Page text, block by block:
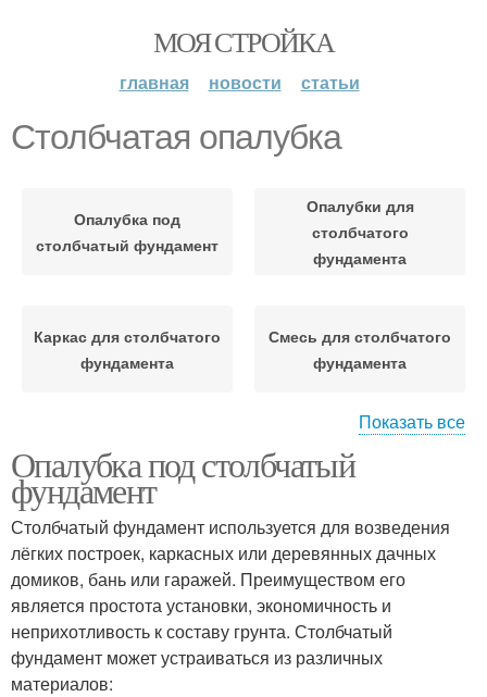
МОЯ СТРОЙКА
главная новости статьи
Столбчатая опалубка
Опалубка под
столбчатый фундамент
Опалубки для
столбчатого
фундамента
Каркас для столбчатого
фундамента
Смесь для столбчатого
фундамента
Столбчатый фундамент
Показать все
Опалубка под столбчатый
фундамент
Столбчатый фундамент используется для возведения
лёгких построек, каркасных или деревянных дачных
домиков, бань или гаражей. Преимуществом его
является простота установки, экономичность и
неприхотливость к составу грунта. Столбчатый
фундамент может устраиваться из различных
материалов: